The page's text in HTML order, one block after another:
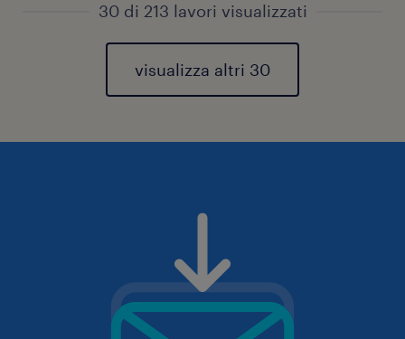
30 di 213 lavori visualizzati
visualizza altri 30